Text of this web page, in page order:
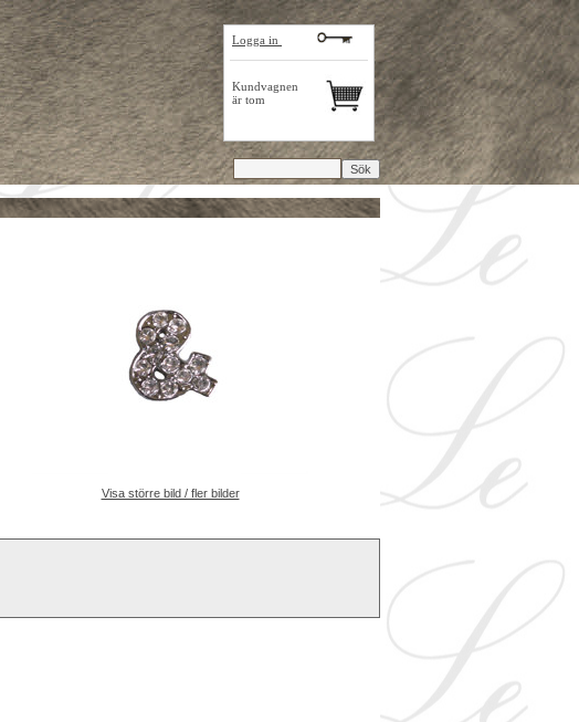
Logga in
Kundvagnen
är tom
Visa större bild / fler bilder